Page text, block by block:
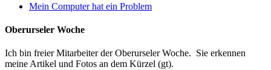
Mein Computer hat ein Problem
Oberurseler Woche
Ich bin freier Mitarbeiter der Oberurseler Woche. Sie erkennen
meine Artikel und Fotos an dem Kürzel (gt).